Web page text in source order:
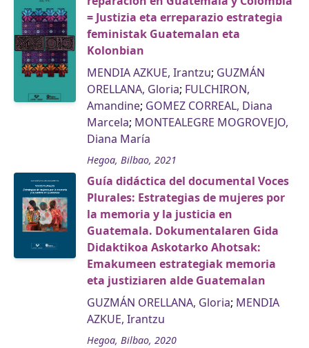
= Justizia eta erreparazio estrategia
feministak Guatemalan eta
Kolonbian
MENDIA AZKUE, Irantzu; GUZMÁN
ORELLANA, Gloria; FULCHIRON,
Amandine; GOMEZ CORREAL, Diana
Marcela; MONTEALEGRE MOGROVEJO,
Diana María
Hegoa, Bilbao, 2021
Guía didáctica del documental Voces
Plurales: Estrategias de mujeres por
la memoria y la justicia en
Guatemala. Dokumentalaren Gida
Didaktikoa Askotarko Ahotsak:
Emakumeen estrategiak memoria
eta justiziaren alde Guatemalan
GUZMÁN ORELLANA, Gloria; MENDIA
AZKUE, Irantzu
Hegoa, Bilbao, 2020